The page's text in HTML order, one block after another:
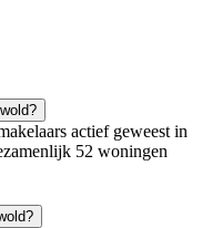
actief geweest in
52 woningen